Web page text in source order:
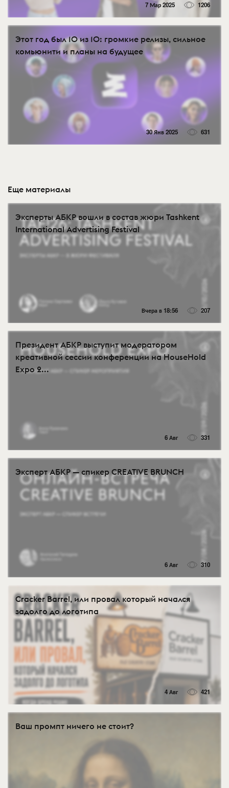
7 Мар 2025 1206
Этот год был 10 из 10: громкие релизы, сильное
комьюнити и планы на будущее
30 Янв 2025 631
Еще материалы
Эксперты АБКР вошли в состав жюри Tashkent
International Advertising Festival
Вчера в 18:56 207
Президент АБКР выступит модератором
креативной сессии конференции на HouseHold
Expo 2...
6 Авг 331
Эксперт АБКР — спикер CREATIVE BRUNCH
6 Авг 310
Cracker Barrel, или провал который начался
задолго до логотипа
4 Авг 421
Ваш промпт ничего не стоит?